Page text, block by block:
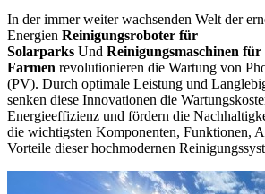
In der immer weiter wachsenden Welt der
Energien Reinigungsroboter für
Solarparks Und Reinigungsmaschinen
Farmen revolutionieren die Wartung von
(PV). Durch optimale Leistung und
senken diese Innovationen die
Energieeffizienz und fördern die
die wichtigsten Komponenten, Funktionen,
Vorteile dieser hochmodernen